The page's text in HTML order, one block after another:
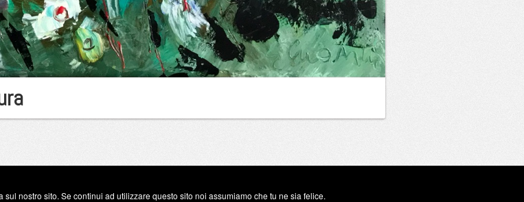
nostro sito. Se continui ad utilizzare questo sito noi assumiamo che tu ne sia felice.